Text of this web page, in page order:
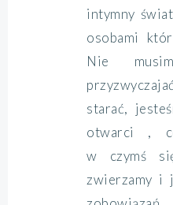
intymny
osobami
Nie
starać,
otwarci ,
w czymś
zwierzamy i